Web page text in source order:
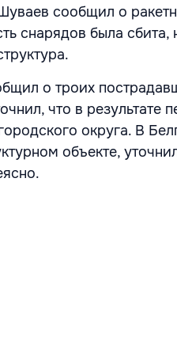
сообщил о
снарядов была
о троих
что в результате
округа. В
объекте,